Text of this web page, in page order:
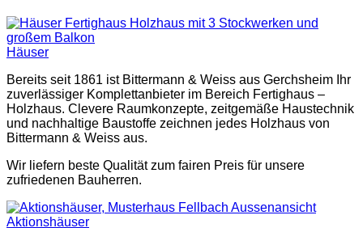
Häuser
Bereits seit 1861 ist Bittermann & Weiss aus Gerchsheim Ihr
zuverlässiger Komplettanbieter im Bereich Fertighaus –
Holzhaus. Clevere Raumkonzepte, zeitgemäße Haustechnik
und nachhaltige Baustoffe zeichnen jedes Holzhaus von
Bittermann & Weiss aus.
Wir liefern beste Qualität zum fairen Preis für unsere
zufriedenen Bauherren.
Aktionshäuser